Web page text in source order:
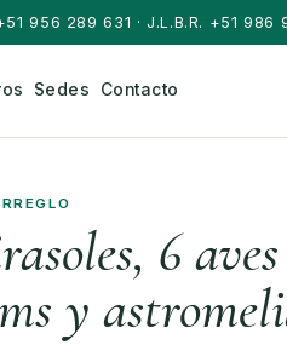
956 289 631 · J.L.B.R. +51 986
Sedes Contacto
6
y